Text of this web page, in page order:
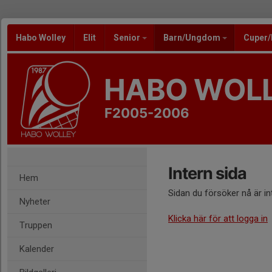
Habo Wolley Elit Senior Barn/Ungdom
HABO
F2005-2006
Hem
Nyheter
Truppen
Kalender
Intern sida
Sidan du försöker nå är
Klicka här för att logga in